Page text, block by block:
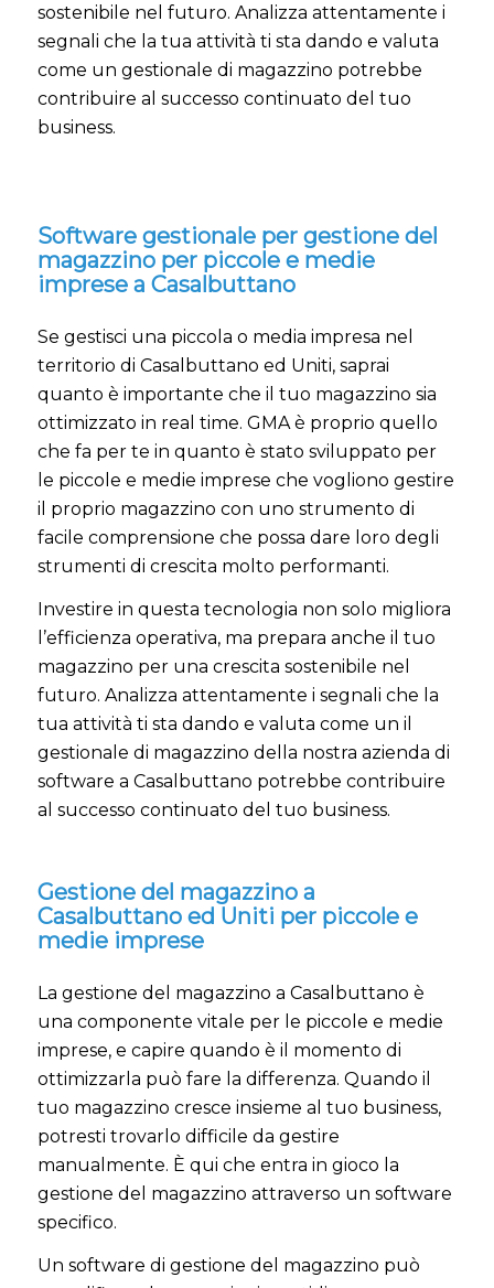
sostenibile nel futuro. Analizza attentamente i
segnali che la tua attività ti sta dando e valuta
come un gestionale di magazzino potrebbe
contribuire al successo continuato del tuo
business.
Software gestionale per gestione del
magazzino per piccole e medie
imprese a Casalbuttano
Se gestisci una piccola o media impresa nel
territorio di Casalbuttano ed Uniti, saprai
quanto è importante che il tuo magazzino sia
ottimizzato in real time. GMA è proprio quello
che fa per te in quanto è stato sviluppato per
le piccole e medie imprese che vogliono gestire
il proprio magazzino con uno strumento di
facile comprensione che possa dare loro degli
strumenti di crescita molto performanti.
Investire in questa tecnologia non solo migliora
l’efficienza operativa, ma prepara anche il tuo
magazzino per una crescita sostenibile nel
futuro. Analizza attentamente i segnali che la
tua attività ti sta dando e valuta come un il
gestionale di magazzino della nostra azienda di
software a Casalbuttano potrebbe contribuire
al successo continuato del tuo business.
Gestione del magazzino a
Casalbuttano ed Uniti per piccole e
medie imprese
La gestione del magazzino a Casalbuttano è
una componente vitale per le piccole e medie
imprese, e capire quando è il momento di
ottimizzarla può fare la differenza. Quando il
tuo magazzino cresce insieme al tuo business,
potresti trovarlo difficile da gestire
manualmente. È qui che entra in gioco la
gestione del magazzino attraverso un software
specifico.
Un software di gestione del magazzino può